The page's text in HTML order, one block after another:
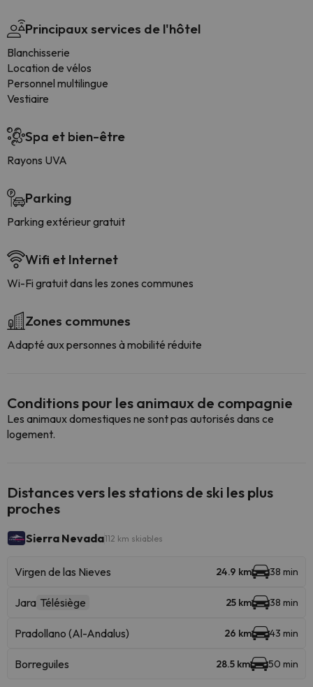
Principaux services de l'hôtel
Blanchisserie
Location de vélos
Personnel multilingue
Vestiaire
Spa et bien-être
Rayons UVA
Parking
Parking extérieur gratuit
Wifi et Internet
Wi-Fi gratuit dans les zones communes
Zones communes
Adapté aux personnes à mobilité réduite
Conditions pour les animaux de compagnie
Les animaux domestiques ne sont pas autorisés dans ce
logement.
Distances vers les stations de ski les plus
proches
Sierra Nevada112 km skiables
Virgen de las Nieves 24.9 km 38 min
Jara Télésiège 25 km 38 min
Pradollano (Al-Andalus) 26 km 43 min
Borreguiles 28.5 km 50 min